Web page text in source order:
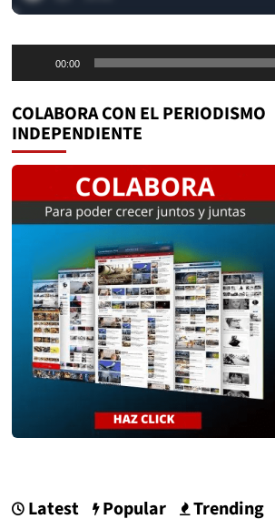
Reproductor
de
audio
00:00
COLABORA CON EL PERIODISMO
INDEPENDIENTE
Latest Popular Trending